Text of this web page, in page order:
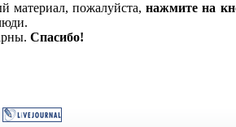
материал, пожалуйста,нажмите на
Спасибо!